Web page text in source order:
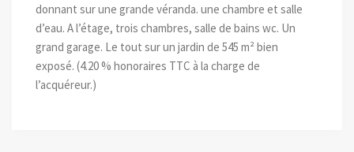
donnant sur une grande véranda. une chambre et salle
d’eau. A l’étage, trois chambres, salle de bains wc. Un
grand garage. Le tout sur un jardin de 545 m² bien
exposé. (4.20 % honoraires TTC à la charge de
l’acquéreur.)